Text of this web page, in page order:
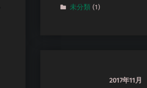
未分類 (1)
2017年11月